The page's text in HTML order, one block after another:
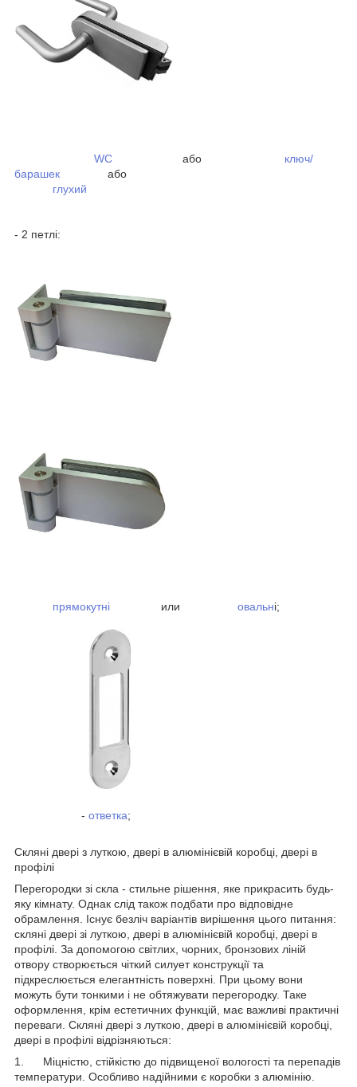
WC або ключ/
барашек або
глухий
- 2 петлі:
прямокутні или овальні;
- ответка;
Скляні двері з луткою, двері в алюмінієвій коробці, двері в
профілі
Перегородки зі скла - стильне рішення, яке прикрасить будь-
яку кімнату. Однак слід також подбати про відповідне
обрамлення. Існує безліч варіантів вирішення цього питання:
скляні двері зі луткою, двері в алюмінієвій коробці, двері в
профілі. За допомогою світлих, чорних, бронзових ліній
отвору створюється чіткий силует конструкції та
підкреслюється елегантність поверхні. При цьому вони
можуть бути тонкими і не обтяжувати перегородку. Таке
оформлення, крім естетичних функцій, має важливі практичні
переваги. Скляні двері з луткою, двері в алюмінієвій коробці,
двері в профілі відрізняються:
1. Міцністю, стійкістю до підвищеної вологості та перепадів
температури. Особливо надійними є коробки з алюмінію.